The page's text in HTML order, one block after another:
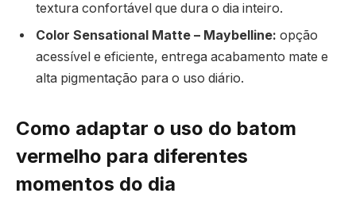
textura confortável que dura o dia inteiro.
Color Sensational Matte – Maybelline: opção
acessível e eficiente, entrega acabamento mate e
alta pigmentação para o uso diário.
Como adaptar o uso do batom
vermelho para diferentes
momentos do dia